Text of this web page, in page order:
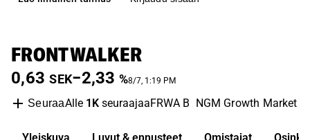
FRONTWALKER
0,63 SEK−2,33 %8/7, 1:19 PM
SeuraaAlle 1KseuraajaaFRWA B NGM Growth Market